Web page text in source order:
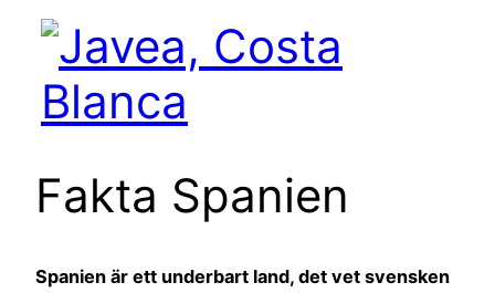
Fakta Spanien
Spanien är ett underbart land, det vet svensken